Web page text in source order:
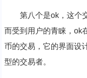
第八个是ok，这个
而受到用户的青睐，ok
币的交易，它的界面设
型的交易者。